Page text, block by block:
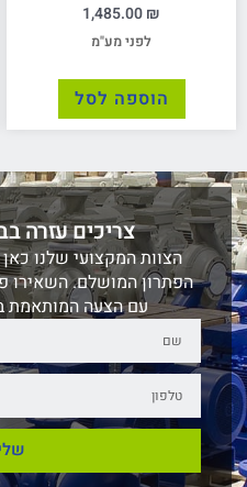
1,485.00₪
לפני מע"מ
הוספה לסל
צריכים עזרה
הצוות המקצועי שלנו
הפתרון המושלם. השאירו
עם הצעה המותאמת